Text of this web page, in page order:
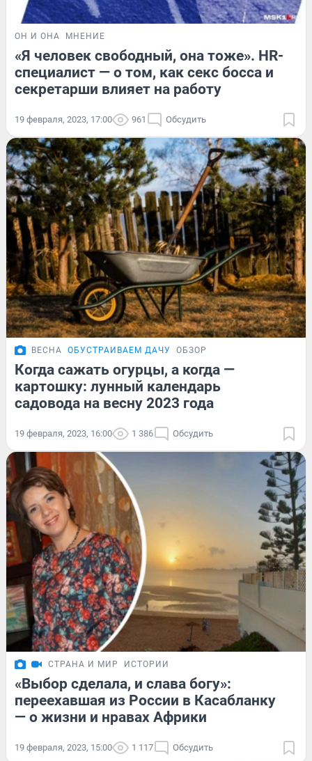
ОН И ОНА МНЕНИЕ
«Я человек свободный, она тоже». HR-
специалист — о том, как секс босса и
секретарши влияет на работу
19 февраля, 2023, 17:00 961 Обсудить
ВЕСНА ОБУСТРАИВАЕМ ДАЧУ ОБЗОР
Когда сажать огурцы, а когда —
картошку: лунный календарь
садовода на весну 2023 года
19 февраля, 2023, 16:00 1 386 Обсудить
СТРАНА И МИР ИСТОРИИ
«Выбор сделала, и слава богу»:
переехавшая из России в Касабланку
— о жизни и нравах Африки
19 февраля, 2023, 15:00 1 117 Обсудить